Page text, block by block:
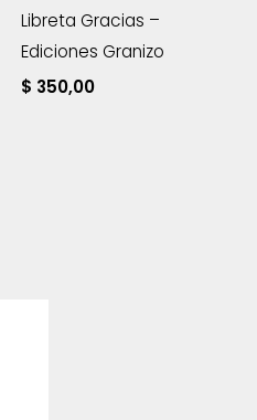
Libreta Gracias –
Ediciones Granizo
$ 350,00